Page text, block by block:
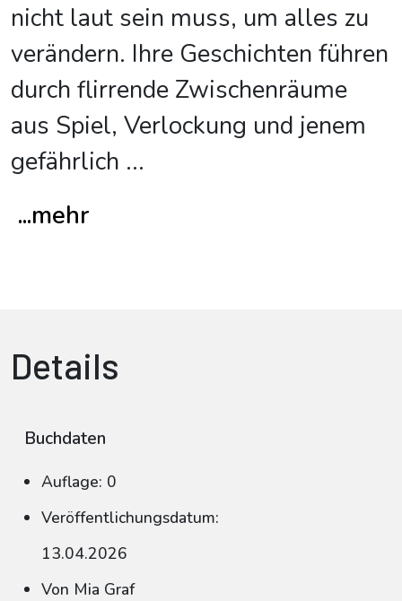
nicht laut sein muss, um alles zu
verändern. Ihre Geschichten führen
durch flirrende Zwischenräume
aus Spiel, Verlockung und jenem
gefährlich ...
...mehr
Details
Buchdaten
Auflage: 0
Veröffentlichungsdatum:
13.04.2026
Von Mia Graf